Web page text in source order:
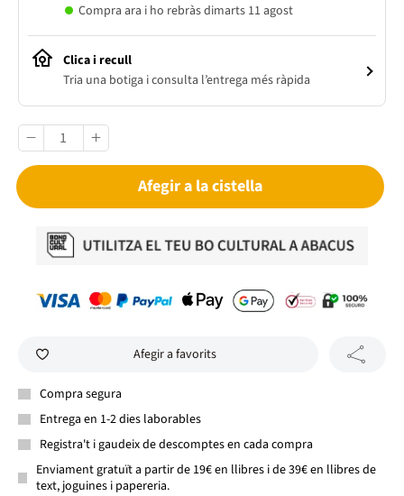
Compra ara i ho rebràs dimarts 11 agost
Clica i recull
Tria una botiga i consulta l’entrega més ràpida
Afegir a la cistella
Afegir a favorits
Compra segura
Entrega en 1-2 dies laborables
Registra't i gaudeix de descomptes en cada compra
Enviament gratuït a partir de 19€ en llibres i de 39€ en llibres de
text, joguines i papereria.